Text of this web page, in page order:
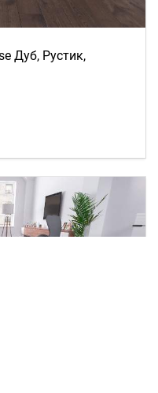
Дуб, Рустик,